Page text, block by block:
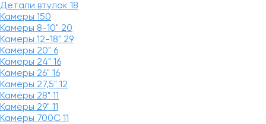
Детали втулок 18
Камеры 150
Камеры 8-10" 20
Камеры 12-18" 29
Камеры 20" 6
Камеры 24" 16
Камеры 26" 16
Камеры 27,5" 12
Камеры 28" 11
Камеры 29" 11
Камеры 700C 11